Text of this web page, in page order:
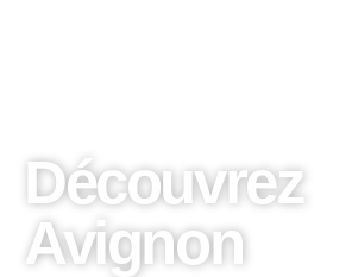
Découvrez
Avignon